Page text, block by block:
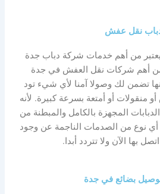
نقل عفش
من أهم خدمات شركة دباب جدة
من أهم شركات نقل العفش في جدة
تضمن لك وصولا آمنا لأي شيء تود
منقولات أو أمتعة بسرعة كبيرة. لأنه
المجهزة بالكامل والمبطنة من
نوع من الصدمات الناجمة عن وجود
بها الآن ولا تتردد أبدا.
بضائع في جدة